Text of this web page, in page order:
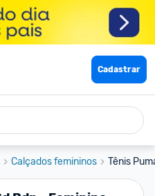
Cadastrar
Calçados femininos Tênis